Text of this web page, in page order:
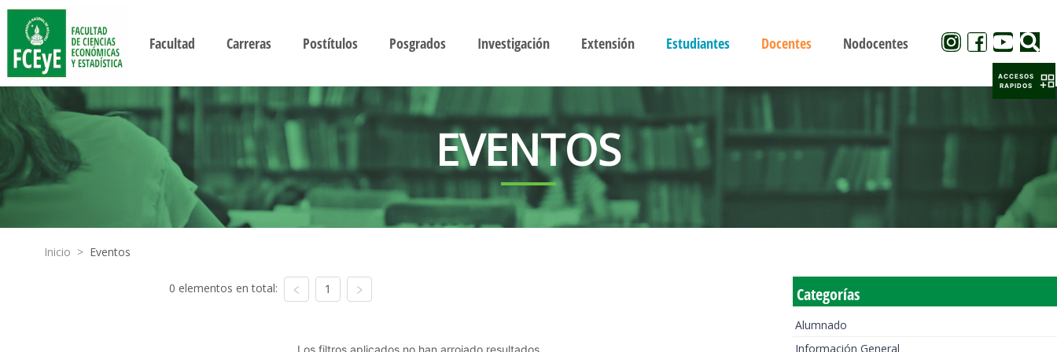
Facultad Carreras Postítulos Posgrados Investigación Extensión Estudiantes Docentes Nodocentes
EVENTOS
Inicio > Eventos
0 elementos en total: 1
Los filtros aplicados no han arrojado resultados
Categorías
Alumnado
Información General
ACCESOS
RAPIDOS